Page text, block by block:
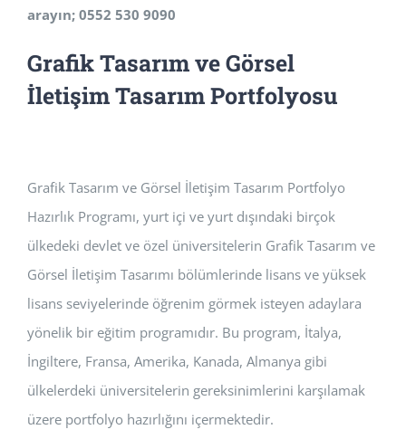
arayın; 0552 530 9090
Grafik Tasarım ve Görsel
İletişim Tasarım Portfolyosu
Grafik Tasarım ve Görsel İletişim Tasarım Portfolyo
Hazırlık Programı, yurt içi ve yurt dışındaki birçok
ülkedeki devlet ve özel üniversitelerin Grafik Tasarım ve
Görsel İletişim Tasarımı bölümlerinde lisans ve yüksek
lisans seviyelerinde öğrenim görmek isteyen adaylara
yönelik bir eğitim programıdır. Bu program, İtalya,
İngiltere, Fransa, Amerika, Kanada, Almanya gibi
ülkelerdeki üniversitelerin gereksinimlerini karşılamak
üzere portfolyo hazırlığını içermektedir.